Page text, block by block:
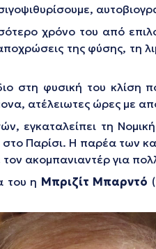
χρόνο του από
της φύσης,
στη φυσική του
ατέλειωτες ώρες με
εγκαταλείπει τη
Παρίσι. Η παρέα των
ακομπανιαντέρ για
του η Μπριζίτ Μπαρντό